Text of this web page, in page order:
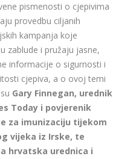
pismenosti o cjepivima
provedbu ciljanih
kampanja koje
zablude i pružaju jasne,
informacije o sigurnosti i
cjepiva, a o ovoj temi
Gary Finnegan, urednik
Today i povjerenik
za imunizaciju tijekom
vijeka iz Irske, te
hrvatska urednica i